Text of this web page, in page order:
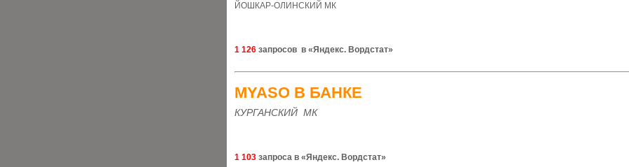
ЙОШКАР-ОЛИНСКИЙ МК
1 126 запросов в «Яндекс. Вордстат»
MYASO В БАНКЕ
КУРГАНСКИЙ МК
1 103 запроса в «Яндекс. Вордстат»